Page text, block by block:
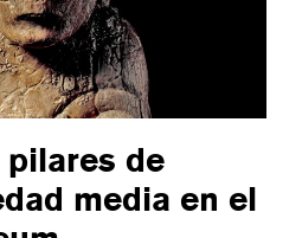
pilares de
media en el